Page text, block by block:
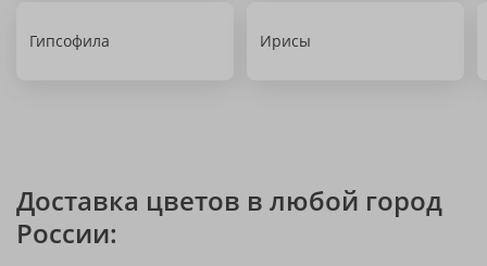
Гипсофила Ирисы
Доставка цветов в любой город
России: